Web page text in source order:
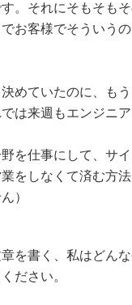
。それにそもそも
お客様でそういう
めていたのに、も
は来週もエンジニ
を仕事にして、サ
をしなくて済む方
）
を書く、私はどん
ださい。